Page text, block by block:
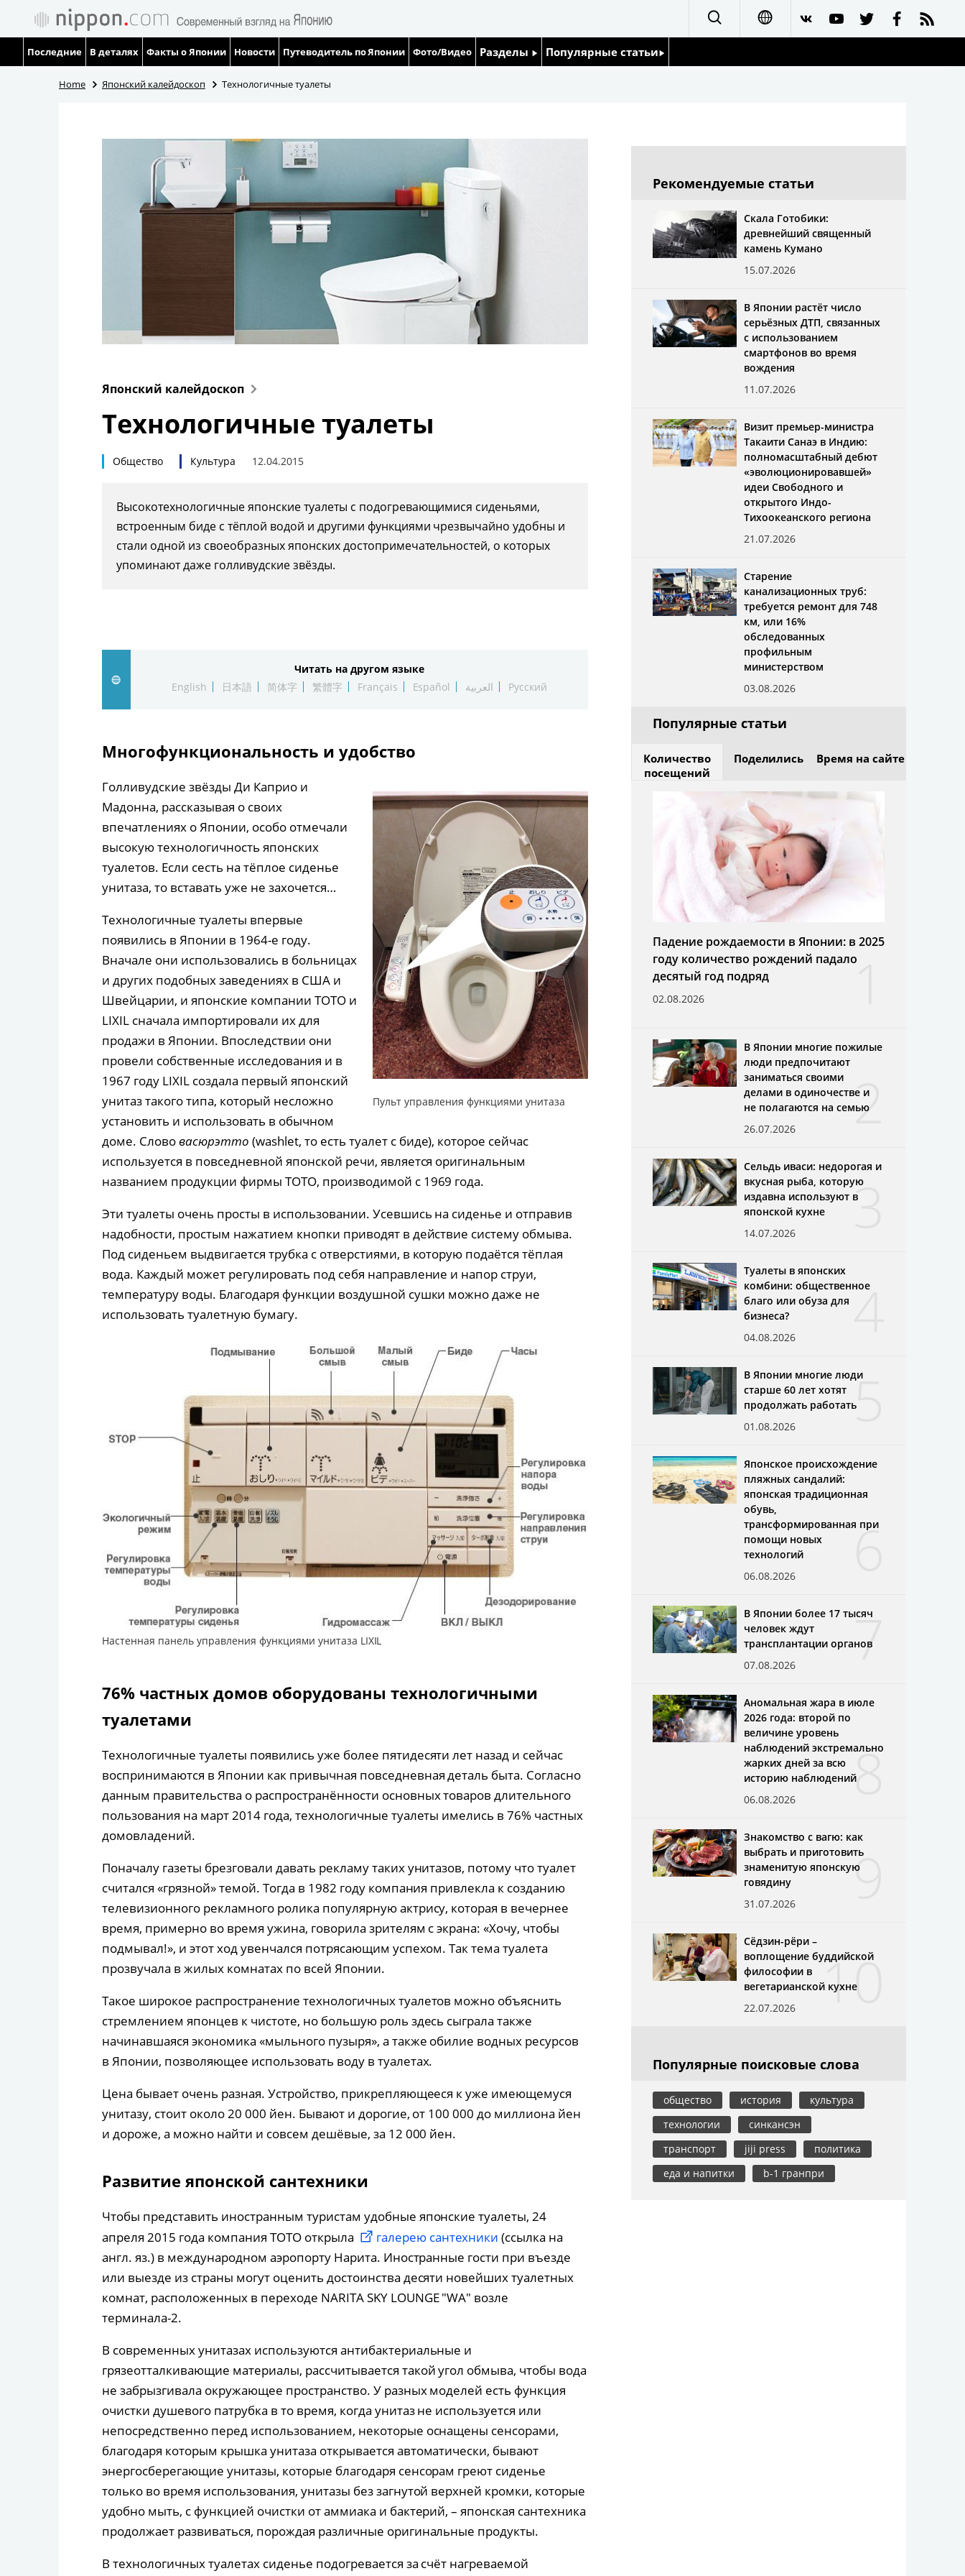
Español
العربية
Последние В деталях Факты о Японии Новости Путеводитель по Японии Фото/Видео Разделы
Экономика
Общество
Культура
Технологии
Популярные статьи
Home Японский калейдоскоп Технологичные туалеты
Японский калейдоскоп
Технологичные туалеты
Общество Культура 12.04.2015
Высокотехнологичные японские туалеты с подогревающимися сиденьями,
встроенным биде с тёплой водой и другими функциями чрезвычайно удобны и
стали одной из своеобразных японских достопримечательностей, о которых
упоминают даже голливудские звёзды.
Читать на другом языке
English
日本語 简体字 繁體字 Français Español العربية Русский
Многофункциональность и удобство
Пульт управления функциями унитаза
Голливудские звёзды Ди Каприо и
Мадонна, рассказывая о своих
впечатлениях о Японии, особо отмечали
высокую технологичность японских
туалетов. Если сесть на тёплое сиденье
унитаза, то вставать уже не захочется…
Технологичные туалеты впервые
появились в Японии в 1964-е году.
Вначале они использовались в больницах
и других подобных заведениях в США и
Швейцарии, и японские компании TOTO и
LIXIL сначала импортировали их для
продажи в Японии. Впоследствии они
провели собственные исследования и в
1967 году LIXIL создала первый японский
унитаз такого типа, который несложно
установить и использовать в обычном
доме. Слововасюрэтто (washlet, то есть туалет с биде), которое сейчас
используется в повседневной японской речи, является оригинальным
названием продукции фирмы TOTO, производимой с 1969 года.
Эти туалеты очень просты в использовании. Усевшись на сиденье и отправив
надобности, простым нажатием кнопки приводят в действие систему обмыва.
Под сиденьем выдвигается трубка с отверстиями, в которую подаётся тёплая
вода. Каждый может регулировать под себя направление и напор струи,
температуру воды. Благодаря функции воздушной сушки можно даже не
использовать туалетную бумагу.
Настенная панель управления функциями унитаза LIXIL
76% частных домов оборудованы технологичными
туалетами
Технологичные туалеты появились уже более пятидесяти лет назад и сейчас
воспринимаются в Японии как привычная повседневная деталь быта. Согласно
данным правительства о распространённости основных товаров длительного
пользования на март 2014 года, технологичные туалеты имелись в 76% частных
домовладений.
Поначалу газеты брезговали давать рекламу таких унитазов, потому что туалет
считался «грязной» темой. Тогда в 1982 году компания привлекла к созданию
телевизионного рекламного ролика популярную актрису, которая в вечернее
время, примерно во время ужина, говорила зрителям с экрана: «Хочу, чтобы
подмывал!», и этот ход увенчался потрясающим успехом. Так тема туалета
прозвучала в жилых комнатах по всей Японии.
Такое широкое распространение технологичных туалетов можно объяснить
стремлением японцев к чистоте, но большую роль здесь сыграла также
начинавшаяся экономика «мыльного пузыря», а также обилие водных ресурсов
в Японии, позволяющее использовать воду в туалетах.
Цена бывает очень разная. Устройство, прикрепляющееся к уже имеющемуся
унитазу, стоит около 20 000 йен. Бывают и дорогие, от 100 000 до миллиона йен
и дороже, а можно найти и совсем дешёвые, за 12 000 йен.
Развитие японской сантехники
Чтобы представить иностранным туристам удобные японские туалеты, 24
апреля 2015 года компания TOTO открыла
галерею сантехники (ссылка на
англ. яз.) в международном аэропорту Нарита. Иностранные гости при въезде
или выезде из страны могут оценить достоинства десяти новейших туалетных
комнат, расположенных в переходе NARITA SKY LOUNGE "WA" возле
терминала-2.
В современных унитазах используются антибактериальные и
грязеотталкивающие материалы, рассчитывается такой угол обмыва, чтобы вода
не забрызгивала окружающее пространство. У разных моделей есть функция
очистки душевого патрубка в то время, когда унитаз не используется или
непосредственно перед использованием, некоторые оснащены сенсорами,
благодаря которым крышка унитаза открывается автоматически, бывают
энергосберегающие унитазы, которые благодаря сенсорам греют сиденье
только во время использования, унитазы без загнутой верхней кромки, которые
удобно мыть, с функцией очистки от аммиака и бактерий, – японская сантехника
продолжает развиваться, порождая различные оригинальные продукты.
В технологичных туалетах сиденье подогревается за счёт нагреваемой
Рекомендуемые статьи
Скала Готобики:
древнейший священный
камень Кумано
15.07.2026
В Японии растёт число
серьёзных ДТП, связанных
с использованием
смартфонов во время
вождения
11.07.2026
Визит премьер-министра
Такаити Санаэ в Индию:
полномасштабный дебют
«эволюционировавшей»
идеи Свободного и
открытого Индо-
Тихоокеанского региона
21.07.2026
Старение
канализационных труб:
требуется ремонт для 748
км, или 16%
обследованных
профильным
министерством
03.08.2026
Популярные статьи
Количество
посещений
Поделились Время на сайте
1
Падение рождаемости в Японии: в 2025
году количество рождений падало
десятый год подряд
02.08.2026
2
В Японии многие пожилые
люди предпочитают
заниматься своими
делами в одиночестве и
не полагаются на семью
26.07.2026
3
Сельдь иваси: недорогая и
вкусная рыба, которую
издавна используют в
японской кухне
14.07.2026
4
Туалеты в японских
комбини: общественное
благо или обуза для
бизнеса?
04.08.2026
5
В Японии многие люди
старше 60 лет хотят
продолжать работать
01.08.2026
6
Японское происхождение
пляжных сандалий:
японская традиционная
обувь,
трансформированная при
помощи новых
технологий
06.08.2026
7
В Японии более 17 тысяч
человек ждут
трансплантации органов
07.08.2026
8
Аномальная жара в июле
2026 года: второй по
величине уровень
наблюдений экстремально
жарких дней за всю
историю наблюдений
06.08.2026
9
Знакомство с вагю: как
выбрать и приготовить
знаменитую японскую
говядину
31.07.2026
10
Сёдзин-рёри –
воплощение буддийской
философии в
вегетарианской кухне
22.07.2026
Популярные поисковые слова
общество история
культура
технологии
синкансэн
транспорт
jiji press
политика
еда и напитки
b-1 гранпри